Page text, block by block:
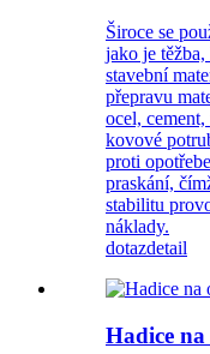
Široce se
jako je
stavební
přepravu
ocel,
kovové
proti
praskání,
stabilitu
náklady.
dotazdetail
Hadice